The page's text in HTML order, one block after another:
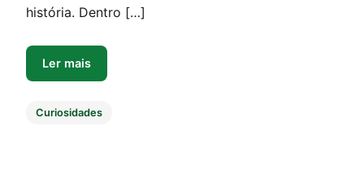
história. Dentro […]
Ler mais
Curiosidades